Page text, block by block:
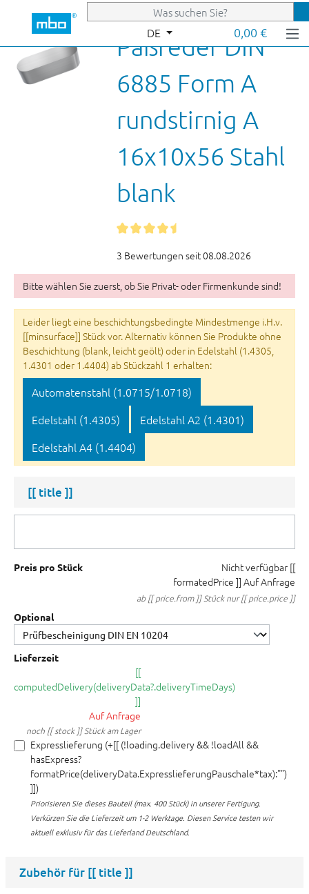
Zum Hauptinhalt springen
DE 0,00 €
Paßfeder DIN
6885 Form A
rundstirnig A
16x10x56 Stahl
blank
3 Bewertungen seit 08.08.2026
Bitte wählen Sie zuerst, ob Sie Privat- oder Firmenkunde sind!
Leider liegt eine beschichtungsbedingte Mindestmenge i.H.v.
[[minsurface]] Stück vor. Alternativ können Sie Produkte ohne
Beschichtung (blank, leicht geölt) oder in Edelstahl (1.4305,
1.4301 oder 1.4404) ab Stückzahl 1 erhalten:
Automatenstahl (1.0715/1.0718)
Edelstahl (1.4305)
Edelstahl A2 (1.4301)
Edelstahl A4 (1.4404)
[[ title ]]
Preis pro Stück Nicht verfügbar [[
formatedPrice ]] Auf Anfrage
ab [[ price.from ]] Stück nur [[ price.price ]]
Optional
Lieferzeit
[[
computedDelivery(deliveryData?.deliveryTimeDays)
]]
Auf Anfrage
noch [[ stock ]] Stück am Lager
Expresslieferung (+[[ (!loading.delivery && !loadAll &&
hasExpress?
formatPrice(deliveryData.ExpresslieferungPauschale*tax):"")
]])
Priorisieren Sie dieses Bauteil (max. 400 Stück) in unserer Fertigung.
Verkürzen Sie die Lieferzeit um 1-2 Werktage. Diesen Service testen wir
aktuell exklusiv für das Lieferland Deutschland.
Zubehör für [[ title ]]